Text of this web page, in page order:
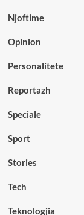
Njoftime
Opinion
Personalitete
Reportazh
Speciale
Sport
Stories
Tech
Teknologjia